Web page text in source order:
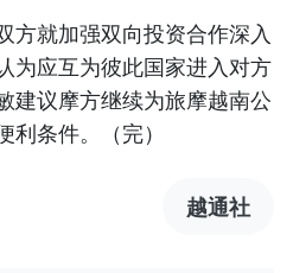
方就加强双向投资合作深入
为应互为彼此国家进入对方
建议摩方继续为旅摩越南公
条件。（完）
越通社